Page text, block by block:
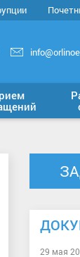
29 мая